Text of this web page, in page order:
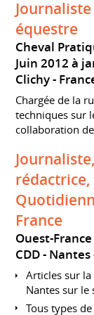
équestre
Cheval
Juin 2012 à
Clichy
Chargée de la
techniques sur
collaboration
rédactrice,
France
Ouest-France
CDD
Nantes
Articles sur
Nantes sur
Tous types